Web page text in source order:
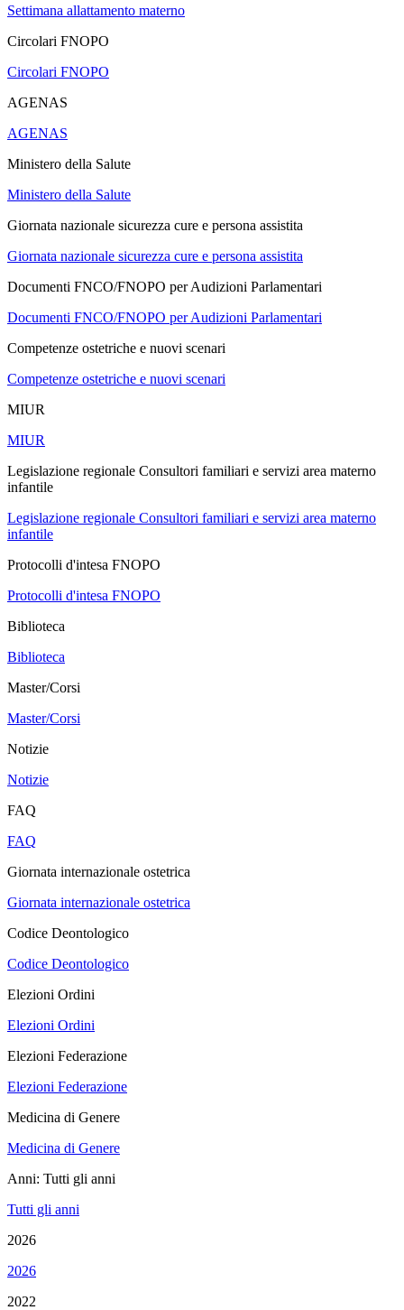
Settimana allattamento materno
Circolari FNOPO
Circolari FNOPO
AGENAS
AGENAS
Ministero della Salute
Ministero della Salute
Giornata nazionale sicurezza cure e persona assistita
Giornata nazionale sicurezza cure e persona assistita
Documenti FNCO/FNOPO per Audizioni Parlamentari
Documenti FNCO/FNOPO per Audizioni Parlamentari
Competenze ostetriche e nuovi scenari
Competenze ostetriche e nuovi scenari
MIUR
MIUR
Legislazione regionale Consultori familiari e servizi area materno
infantile
Legislazione regionale Consultori familiari e servizi area materno
infantile
Protocolli d'intesa FNOPO
Protocolli d'intesa FNOPO
Biblioteca
Biblioteca
Master/Corsi
Master/Corsi
Notizie
Notizie
FAQ
FAQ
Giornata internazionale ostetrica
Giornata internazionale ostetrica
Codice Deontologico
Codice Deontologico
Elezioni Ordini
Elezioni Ordini
Elezioni Federazione
Elezioni Federazione
Medicina di Genere
Medicina di Genere
Anni: Tutti gli anni
Tutti gli anni
2026
2026
2022